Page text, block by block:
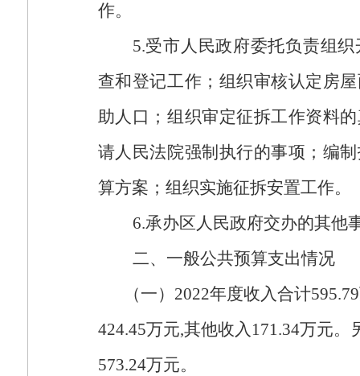
作。
5.受市人民政府委托负责组织
查和登记工作；组织审核认定房
助人口；组织审定征拆工作资料
请人民法院强制执行的事项；编
算方案；组织实施征拆安置工作。
6.承办区人民政府交办的其他
二、一般公共预算支出情况
（一） 2022年度收入合计595.79
424.45万元,其他收入 171.34万元。
573.24万元。